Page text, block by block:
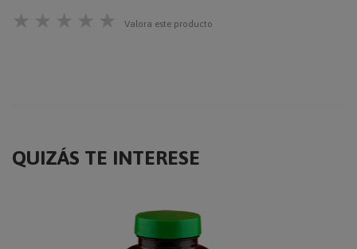
★ ★ ★ ★ ★ Valora este producto
QUIZÁS TE INTERESE